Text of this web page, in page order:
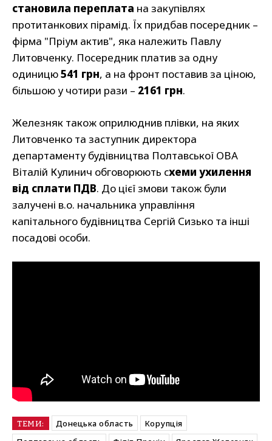
становила переплата на закупівлях
протитанкових пірамід. Їх придбав посередник –
фірма "Пріум актив", яка належить Павлу
Литовченку. Посередник платив за одну
одиницю541 грн, а на фронт поставив за ціною,
більшою у чотири рази – 2161 грн.
Железняк також оприлюднив плівки, на яких
Литовченко та заступник директора
департаменту будівництва Полтавської ОВА
Віталій Кулинич обговорюють схеми ухилення
від сплати ПДВ. До цієї змови також були
залучені в.о. начальника управління
капітального будівництва Сергій Сизько та інші
посадові особи.
ТЕМИ: Донецька область
Корупція